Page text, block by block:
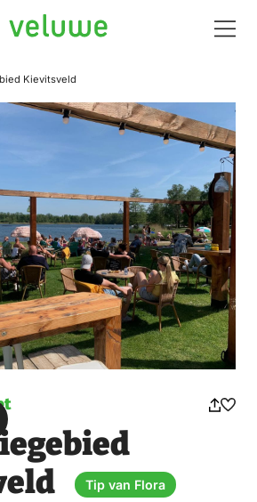
Veluwe
Kievitsveld
Tip van Flora